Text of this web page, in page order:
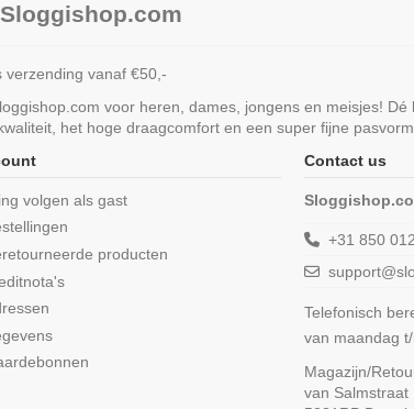
verzending vanaf €50,-
voor heren, dames, jongens en meisjes!
het hoge draagcomfort en een super fijne
volgen als gast
producten
Contact us
+31 850
Telefonisch
van maandag
Magazijn/
van Salmstraat